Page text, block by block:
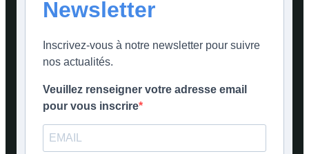
Newsletter
Inscrivez-vous à notre newsletter pour suivre
nos actualités.
Veuillez renseigner votre adresse email
pour vous inscrire